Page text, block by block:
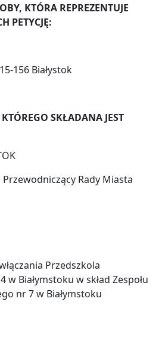
KTÓRA REPREZENTUJE
PETYCJĘ:
156 Białystok
SKŁADANA JEST
Rady Miasta
Przedszkola
Białymstoku w skład Zespołu
nr 7 w Białymstoku